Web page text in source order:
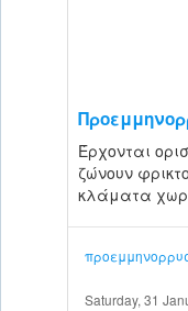
Έρχονται
ζώνουν
κλάματα
Saturday, 31